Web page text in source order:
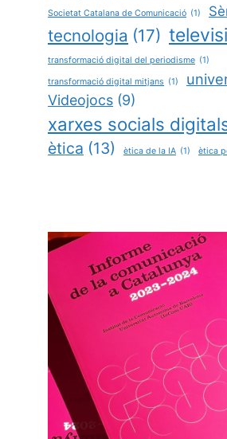
Societat Catalana de Comunicació (1)
tecnologia (17)
transformació digital del periodisme (1)
transformació digital mitjans (1)
Videojocs (9)
xarxes socials
ètica (13) ètica de la IA (1) ètica